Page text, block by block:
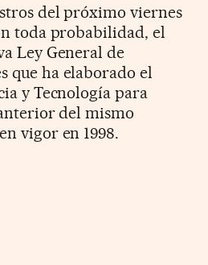
del próximo viernes
toda probabilidad, el
Ley General de
que ha elaborado el
y Tecnología para
del mismo
vigor en 1998.